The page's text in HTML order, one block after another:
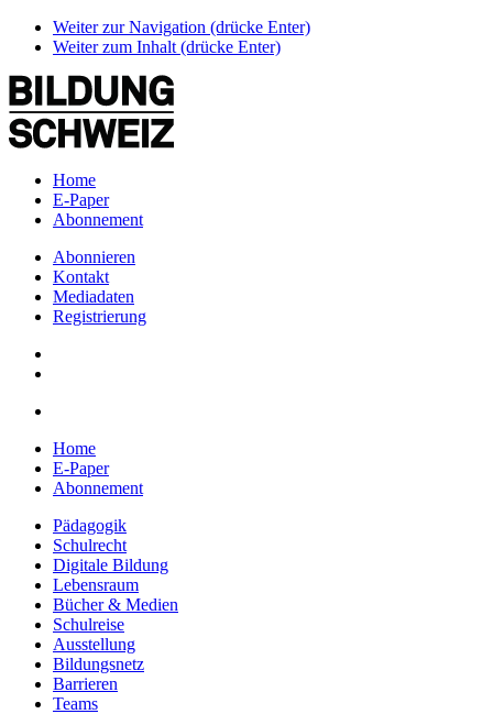
Weiter zur Navigation (drücke Enter)
Weiter zum Inhalt (drücke Enter)
Home
E-Paper
Abonnement
Abonnieren
Kontakt
Mediadaten
Registrierung
Home
E-Paper
Abonnement
Pädagogik
Schulrecht
Digitale Bildung
Lebensraum
Bücher & Medien
Schulreise
Ausstellung
Bildungsnetz
Barrieren
Teams